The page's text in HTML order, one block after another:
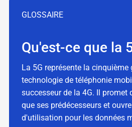
GLOSSAIRE
Qu'est-ce que la
La 5G représente la cinquième
technologie de téléphonie
successeur de la 4G. Il promet
que ses prédécesseurs et
d'utilisation pour les données